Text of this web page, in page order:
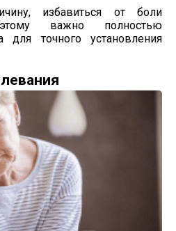
избавиться от боли
важно полностью
для точного установления